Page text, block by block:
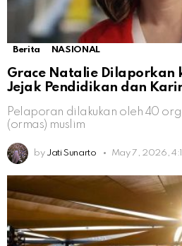
Berita NASIONAL
Grace Natalie Dilaporkan
Jejak Pendidikan dan
Pelaporan dilakukan oleh 40
(ormas) muslim
by Jati Sunarto May 7, 2026,